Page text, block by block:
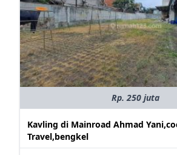
Rp. 250 juta
Kavling di Mainroad Ahmad
Travel,bengkel